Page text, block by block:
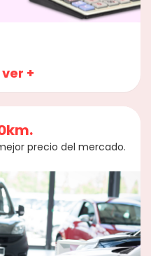
+
precio del mercado.